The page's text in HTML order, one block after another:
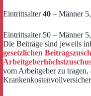
Eintrittsalter40 – Männer
Eintrittsalter 50 – Männer
Die Beiträge sind jeweils
gesetzlichen
vom Arbeitgeber zu